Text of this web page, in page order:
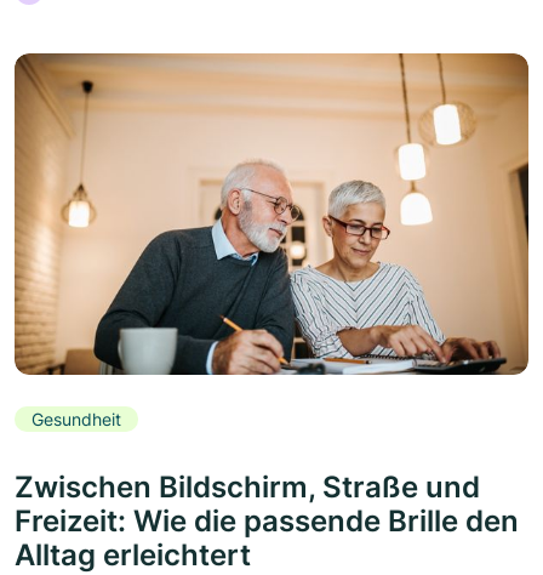
Gesundheit
Zwischen Bildschirm, Straße und
Freizeit: Wie die passende Brille den
Alltag erleichtert